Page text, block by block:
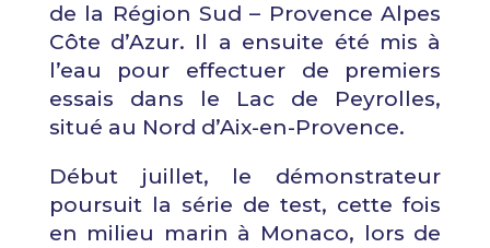
de la Région Sud – Provence Alpes
Côte d’Azur. Il a ensuite été mis à
l’eau pour effectuer de premiers
essais dans le Lac de Peyrolles,
situé au Nord d’Aix-en-Provence.
Début juillet, le démonstrateur
poursuit la série de test, cette fois
en milieu marin à Monaco, lors de